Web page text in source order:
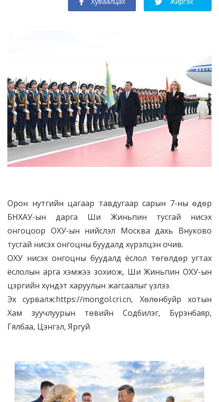
Орон нутгийн цагаар тавдугаар сарын 7-ны өдөр
БНХАУ-ын дарга Ши Жиньпин тусгай нисэх
онгоцоор ОХУ-ын нийслэл Москва дахь Внуково
тусгай нисэх онгоцны буудалд хүрэлцэн очив.
ОХУ нисэх онгоцны буудалд ёслол төгөлдөр угтах
ёслолын арга хэмжээ зохиож, Ши Жиньпин ОХУ-ын
цэргийн хүндэт харуулын жагсаалыг үзлээ.
Эх сурвалж:https://mongol.cri.cn, Хөлөнбуйр хотын
Хам зуучлуурын төвийн Содбилэг, Бүрэнбаяр,
Гялбаа, Цэнгэл, Яргуй